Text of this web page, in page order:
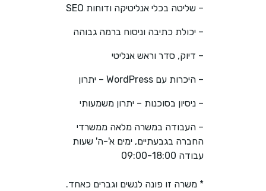
– שליטה בכלי אנליטיקה ודוחות SEO
– יכולת כתיבה וניסוח ברמה גבוהה
– דיוק, סדר וראש אנליטי
– היכרות עם WordPress – יתרון
– ניסיון בסוכנות – יתרון משמעותי
– העבודה במשרה מלאה ממשרדי
החברה בגבעתיים, ימים א'-ה' שעות
עבודה 09:00-18:00
* משרה זו פונה לנשים וגברים כאחד.